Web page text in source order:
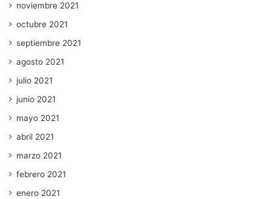
noviembre 2021
octubre 2021
septiembre 2021
agosto 2021
julio 2021
junio 2021
mayo 2021
abril 2021
marzo 2021
febrero 2021
enero 2021